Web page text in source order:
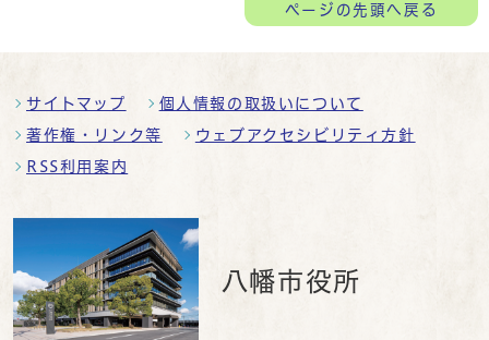
ページの先頭へ戻る
サイトマップ 個人情報の取扱いについて
著作権・リンク等 ウェブアクセシビリティ方針
RSS利用案内
八幡市役所